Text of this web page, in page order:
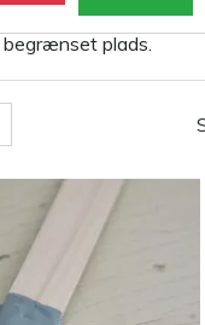
ultramatte finish
plads.